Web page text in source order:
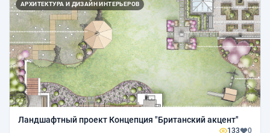
АРХИТЕКТУРА И ДИЗАЙН ИНТЕРЬЕРОВ
Ландшафтный проект Концепция "Британский акцент"
133 0